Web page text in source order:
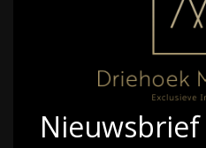
Nieuwsbrief